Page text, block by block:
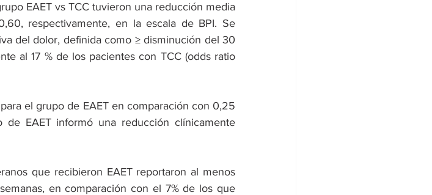
EAET vs TCC tuvieron una reducción media
respectivamente, en la escala de BPI. Se
del dolor, definida como ≥ disminución del 30
al 17 % de los pacientes con TCC (odds ratio
el grupo de EAET en comparación con 0,25
EAET informó una reducción clínicamente
que recibieron EAET reportaron al menos
en comparación con el 7% de los que